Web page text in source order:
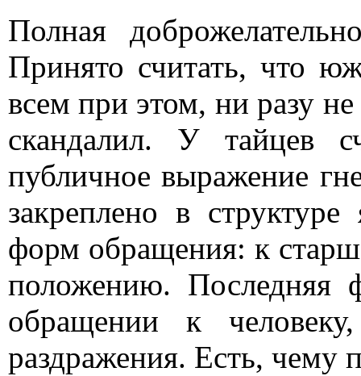
Полная
Принято считать, что
всем при этом, ни разу
скандалил. У тайцев
публичное выражение
закреплено в
форм обращения: к
положению. Последняя
обращении к
раздражения. Есть, чему